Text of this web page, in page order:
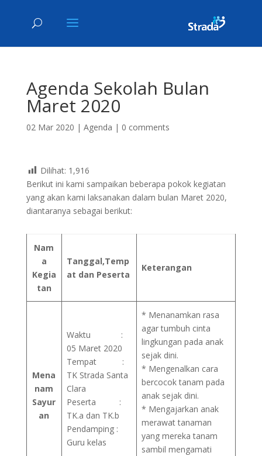
Agenda Sekolah Bulan
Maret 2020
02 Mar 2020 | Agenda | 0 comments
Dilihat: 1,916
Berikut ini kami sampaikan beberapa pokok kegiatan
yang akan kami laksanakan dalam bulan Maret 2020,
diantaranya sebagai berikut:
Nam
a
Kegia
tan
Tanggal,Temp
at dan Peserta
Keterangan
Mena
nam
Sayur
an
Waktu :
05 Maret 2020
Tempat :
TK Strada Santa
Clara
Peserta :
TK.a dan TK.b
Pendamping :
Guru kelas
* Menanamkan rasa
agar tumbuh cinta
lingkungan pada anak
sejak dini.
* Mengenalkan cara
bercocok tanam pada
anak sejak dini.
* Mengajarkan anak
merawat tanaman
yang mereka tanam
sambil mengamati